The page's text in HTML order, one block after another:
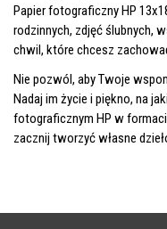
Papier fotograficzny HP
rodzinnych, zdjęć ślubnych,
chwil, które chcesz
Nie pozwól, aby Twoje
Nadaj im życie i piękno, na
fotograficznym HP w
zacznij tworzyć własne